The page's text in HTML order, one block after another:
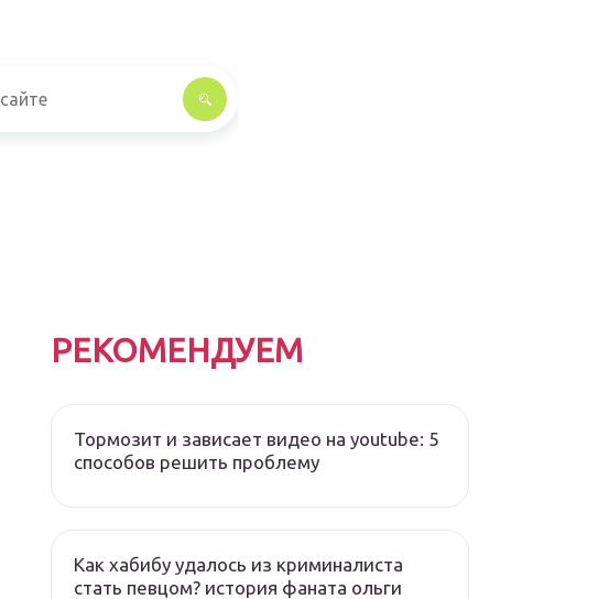
РЕКОМЕНДУЕМ
Тормозит и зависает видео на youtube: 5
способов решить проблему
Как хабибу удалось из криминалиста
стать певцом? история фаната ольги